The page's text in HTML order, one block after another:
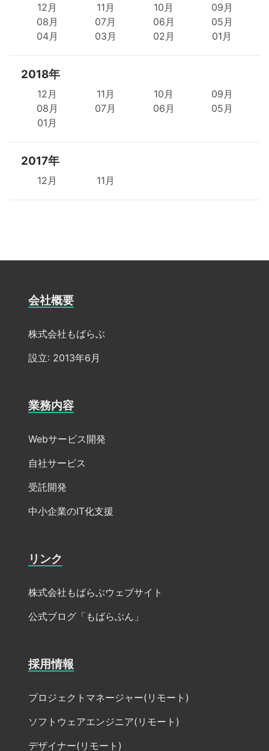
12月 11月 10月
09月
08月
07月 06月
05月
04月
03月 02月 01月
2018年
12月 11月 10月
09月
08月
07月 06月
05月
01月
2017年
12月 11月
会社概要
株式会社もばらぶ
設立: 2013年6月
業務内容
Webサービス開発
自社サービス
受託開発
中小企業のIT化支援
リンク
株式会社もばらぶウェブサイト
公式ブログ「もばらぶん」
採用情報
プロジェクトマネージャー(リモート)
ソフトウェアエンジニア(リモート)
デザイナー(リモート)